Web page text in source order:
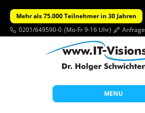
Mehr als 75.000 Teilnehmer in 30 Jahren
0201/649590-0 (Mo-Fr 9-16 Uhr) Anfrage
MENU